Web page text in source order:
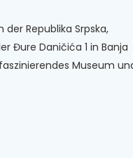
der Republika Srpska,
Đure Daničića 1 in Banja
Museum